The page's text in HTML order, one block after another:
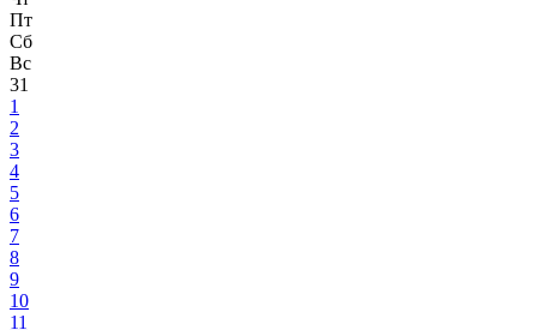
Пт
Сб
Вс
31
1
2
3
4
5
6
7
8
9
10
11